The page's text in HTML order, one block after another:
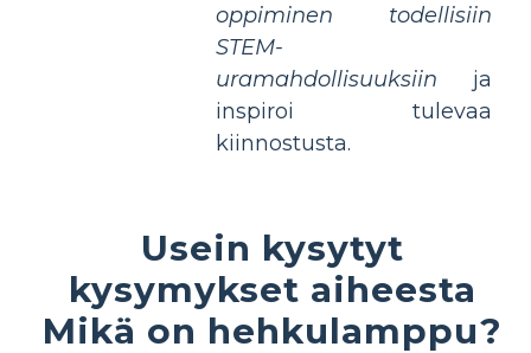
oppiminen todellisiin
STEM-
uramahdollisuuksiin ja
inspiroi tulevaa
kiinnostusta.
Usein kysytyt
kysymykset aiheesta
Mikä on hehkulamppu?